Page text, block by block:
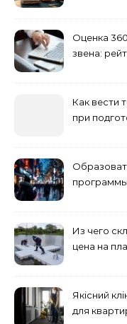
Оценка
звена:
Как вести
при
Из чего
цена на
Якісний
для